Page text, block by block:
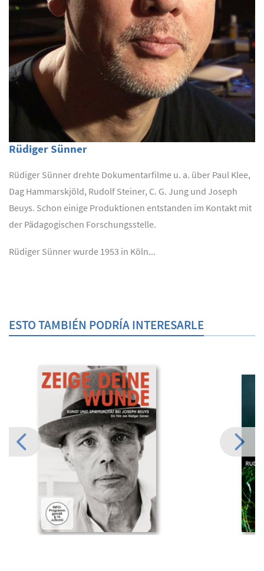
Rüdiger Sünner
Rüdiger Sünner drehte Dokumentarfilme u. a. über Paul Klee,
Dag Hammarskjöld, Rudolf Steiner, C. G. Jung und Joseph
Beuys. Schon einige Produktionen entstanden im Kontakt mit
der Pädagogischen Forschungsstelle.
Rüdiger Sünner wurde 1953 in Köln...
ESTO TAMBIÉN PODRÍA INTERESARLE